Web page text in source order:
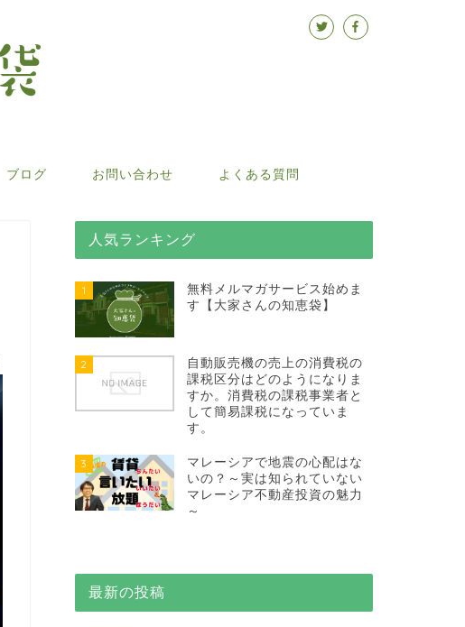
ブログ お問い合わせ よくある質問
人気ランキング
1
無料メルマガサービス始めま
す【大家さんの知恵袋】
2
自動販売機の売上の消費税の
課税区分はどのようになりま
すか。消費税の課税事業者と
して簡易課税になっていま
す。
3
マレーシアで地震の心配はな
いの？～実は知られていない
マレーシア不動産投資の魅力
～
最新の投稿